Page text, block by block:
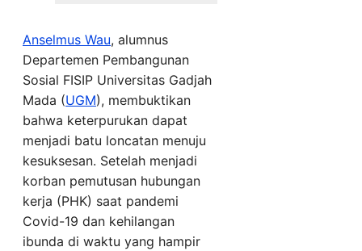
Anselmus Wau, alumnus
Departemen Pembangunan
Sosial FISIP Universitas Gadjah
Mada (UGM), membuktikan
bahwa keterpurukan dapat
menjadi batu loncatan menuju
kesuksesan. Setelah menjadi
korban pemutusan hubungan
kerja (PHK) saat pandemi
Covid-19 dan kehilangan
ibunda di waktu yang hampir